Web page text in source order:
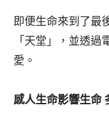
即便生命來到了最
「天堂」，並透
愛。
感人生命影響生命